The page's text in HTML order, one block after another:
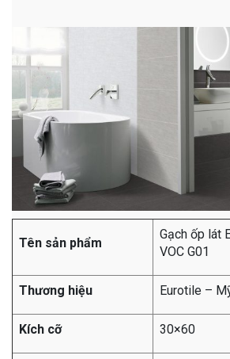
Tên sản phẩm
Gạch ốp lát
VOC G01
Thương hiệu Eurotile –
Kích cỡ 30×60